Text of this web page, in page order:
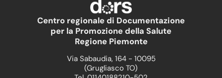
Centro regionale di Documentazione
per la Promozione della Salute
Regione Piemonte
Via Sabaudia, 164 - 10095
(Grugliasco TO)